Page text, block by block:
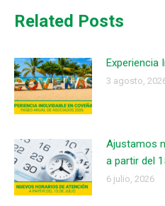
Related Posts
Experiencia
3 agosto,
Ajustamos
a partir del
6 julio, 2026